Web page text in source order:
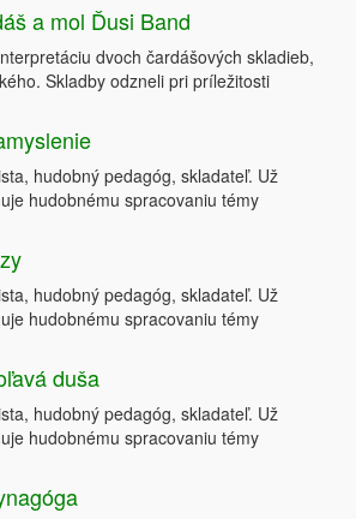
a mol Ďusi Band
dvoch čardášových skladieb,
Skladby odzneli pri príležitosti
hudobný pedagóg, skladateľ. Už
hudobnému spracovaniu témy
hudobný pedagóg, skladateľ. Už
hudobnému spracovaniu témy
duša
hudobný pedagóg, skladateľ. Už
hudobnému spracovaniu témy